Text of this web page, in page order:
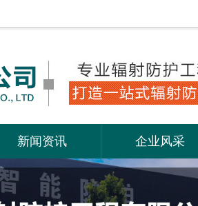
新闻资讯 企业风采